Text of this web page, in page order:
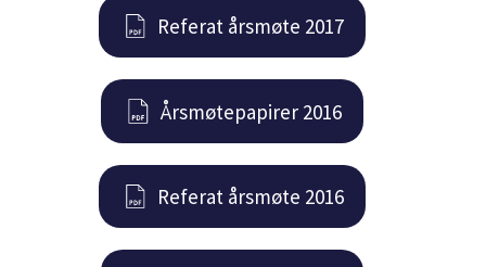
Referat årsmøte 2017
Årsmøtepapirer 2016
Referat årsmøte 2016